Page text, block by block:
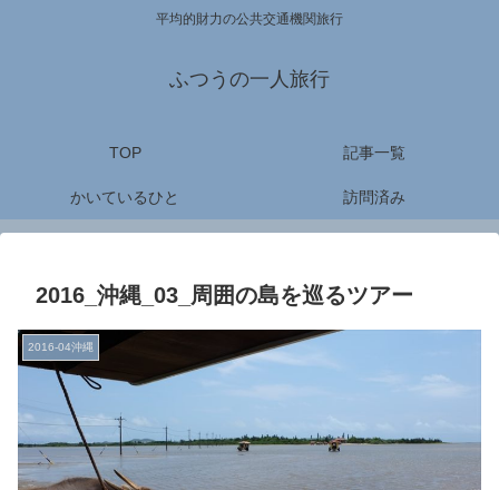
平均的財力の公共交通機関旅行
ふつうの一人旅行
TOP 記事一覧
かいているひと 訪問済み
2016_沖縄_03_周囲の島を巡るツアー
2016-04沖縄